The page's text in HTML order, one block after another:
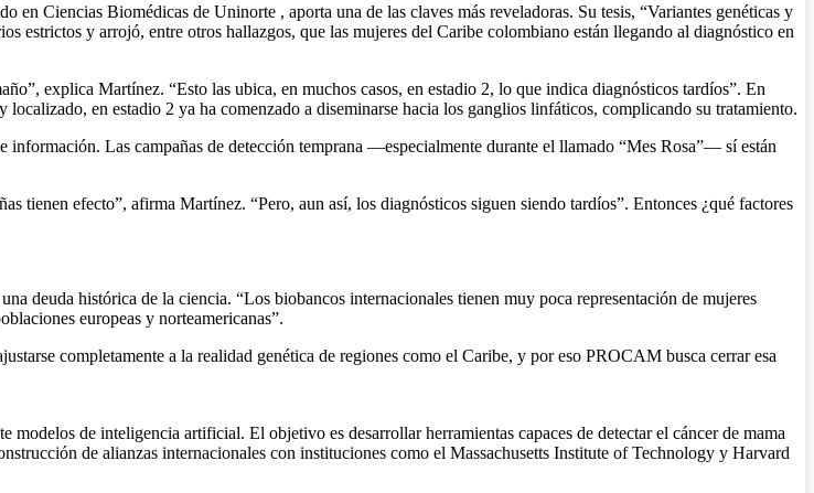
Ciencias Biomédicas de Uninorte , aporta una de las claves más reveladoras. Su tesis, “Variantes genéticas y
estrictos y arrojó, entre otros hallazgos, que las mujeres del Caribe colombiano están llegando al diagnóstico en
explica Martínez. “Esto las ubica, en muchos casos, en estadio 2, lo que indica diagnósticos tardíos”. En
en estadio 2 ya ha comenzado a diseminarse hacia los ganglios linfáticos, complicando su tratamiento.
Las campañas de detección temprana —especialmente durante el llamado “Mes Rosa”— sí están
tienen efecto”, afirma Martínez. “Pero, aun así, los diagnósticos siguen siendo tardíos”. Entonces ¿qué factores
deuda histórica de la ciencia. “Los biobancos internacionales tienen muy poca representación de mujeres
europeas y norteamericanas”.
completamente a la realidad genética de regiones como el Caribe, y por eso PROCAM busca cerrar esa
de inteligencia artificial. El objetivo es desarrollar herramientas capaces de detectar el cáncer de mama
de alianzas internacionales con instituciones como el Massachusetts Institute of Technology y Harvard